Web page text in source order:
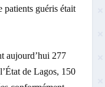
patients guéris était
aujourd’hui 277
de Lagos, 150